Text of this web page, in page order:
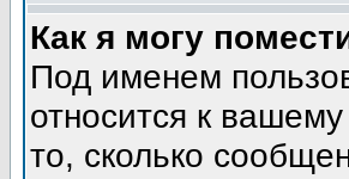
Как я могу
Под именем
относится к
то, сколько